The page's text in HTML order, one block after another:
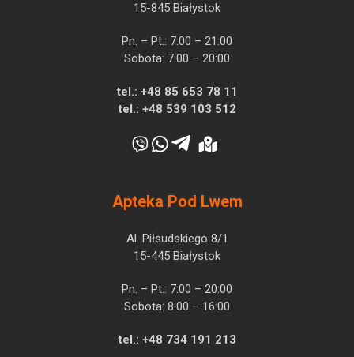
15-845 Białystok
Pn. – Pt.: 7:00 – 21:00
Sobota: 7:00 – 20:00
tel.: +48 85 653 78 11
tel.: +48 539 103 512
Apteka Pod Lwem
Al. Piłsudskiego 8/1
15-445 Białystok
Pn. – Pt.: 7:00 – 20:00
Sobota: 8:00 – 16:00
tel.: +48 734 191 213